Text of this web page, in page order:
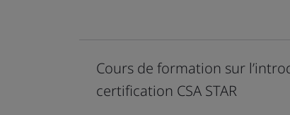
Cours de formation sur
certification CSA STAR